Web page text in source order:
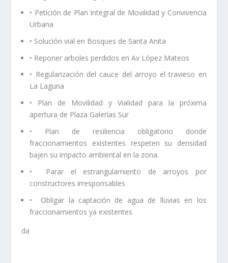
• Petición de Plan Integral de Movilidad y Convivencia
Urbana
• Solución vial en Bosques de Santa Anita
• Reponer arboles perdidos en Av López Mateos
• Regularización del cauce del arroyo el travieso en
La Laguna
• Plan de Movilidad y Vialidad para la próxima
apertura de Plaza Galerías Sur
• Plan de resiliencia obligatorio donde
fraccionamientos existentes respeten su densidad
bajen su impacto ambiental en la zona.
• Parar el estrangulamiento de arroyos por
constructores irresponsables
• Obligar la captación de agua de lluvias en los
fraccionamientos ya existentes
da